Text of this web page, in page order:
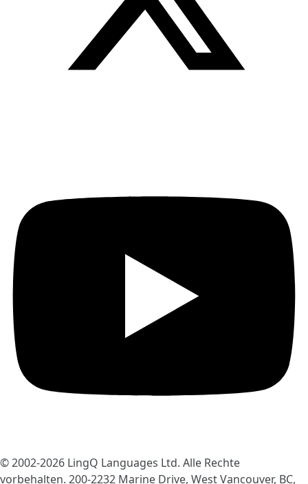
© 2002-2026 LingQ Languages Ltd. Alle Rechte
vorbehalten. 200-2232 Marine Drive, West Vancouver, BC,